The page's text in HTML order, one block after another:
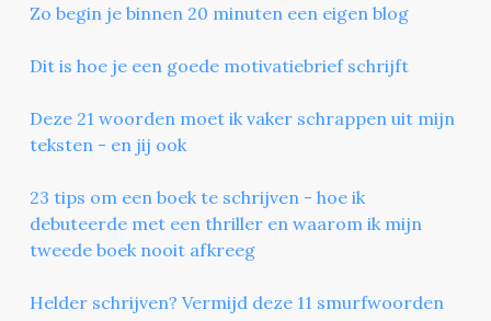
Zo begin je binnen 20 minuten een eigen blog
Dit is hoe je een goede motivatiebrief schrijft
Deze 21 woorden moet ik vaker schrappen uit mijn
teksten - en jij ook
23 tips om een boek te schrijven - hoe ik
debuteerde met een thriller en waarom ik mijn
tweede boek nooit afkreeg
Helder schrijven? Vermijd deze 11 smurfwoorden